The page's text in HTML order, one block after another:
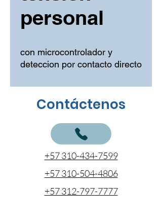
personal
con microcontrolador y
deteccion por contacto directo
Contáctenos
+57 310-434-7599
+57 310-504-4806
+57 312-797-7777